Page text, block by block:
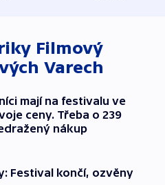
Filmový
Varech
mají na festivalu ve
ceny. Třeba o 239
nákup
Festival končí, ozvěny